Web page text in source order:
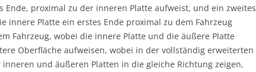
Ende, proximal zu der inneren Platte aufweist, und ein zweites
innere Platte ein erstes Ende proximal zu dem Fahrzeug
Fahrzeug, wobei die innere Platte und die äußere Platte
Oberfläche aufweisen, wobei in der vollständig erweiterten
und äußeren Platten in die gleiche Richtung zeigen,